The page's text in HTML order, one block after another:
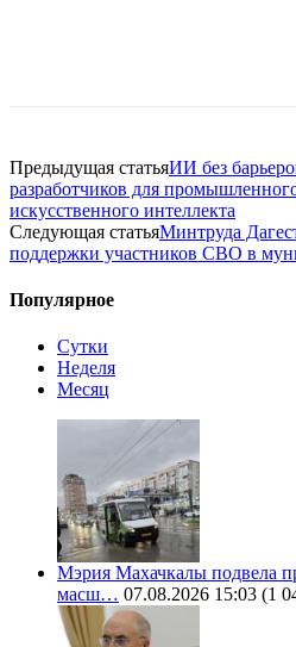
Предыдущая статьяИИ без
разработчиков для
искусственного интеллекта
Следующая статьяМинтруда
поддержки участников СВО в
Популярное
Сутки
Неделя
Месяц
Мэрия Махачкалы подвела
масш… 07.08.2026 15:03 (1